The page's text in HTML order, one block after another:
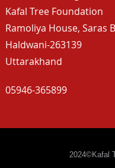
Kafal Tree Foundation
Ramoliya House, Saras
Haldwani-263139
Uttarakhand
05946-365899
2024©Kafal